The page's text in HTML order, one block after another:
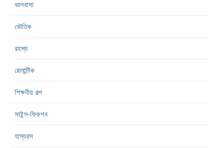
ভালবাসা
ভৌতিক
রহস্য
রোমান্টিক
শিক্ষনীয় গল্প
সাইন্স-ফিকশন
হাস্যরস